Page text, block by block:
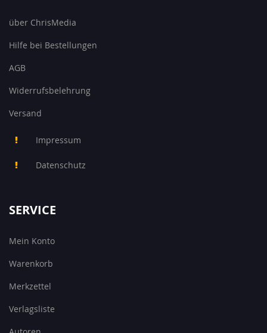
über ChrisMedia
Hilfe bei Bestellungen
AGB
Widerrufsbelehrung
Versand
Impressum
Datenschutz
SERVICE
Mein Konto
Warenkorb
Merkzettel
Verlagsliste